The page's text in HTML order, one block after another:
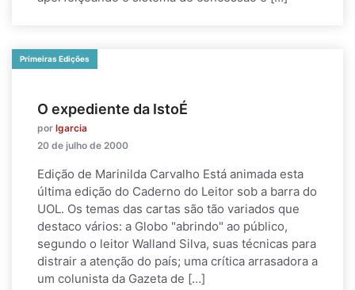
Primeiras Edições
O expediente da IstoÉ
por lgarcia
20 de julho de 2000
Edição de Marinilda Carvalho Está animada esta
última edição do Caderno do Leitor sob a barra do
UOL. Os temas das cartas são tão variados que
destaco vários: a Globo "abrindo" ao público,
segundo o leitor Walland Silva, suas técnicas para
distrair a atenção do país; uma crítica arrasadora a
um colunista da Gazeta de […]